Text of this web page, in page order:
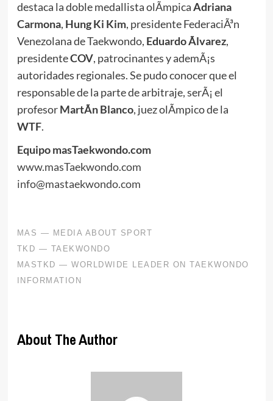
destaca la doble medallista olÃ­mpicaAdriana
Carmona, Hung Ki Kim, presidente FederaciÃ³n
Venezolana de Taekwondo, Eduardo Ãlvarez,
presidenteCOV, patrocinantes y ademÃ¡s
autoridades regionales. Se pudo conocer que el
responsable de la parte de arbitraje, serÃ¡ el
profesorMartÃ­n Blanco, juez olÃ­mpico de la
WTF.
Equipo masTaekwondo.com
www.masTaekwondo.com
info@mastaekwondo.com
About The Author